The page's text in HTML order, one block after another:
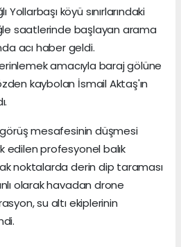
köyü sınırlarındaki
saatlerinde başlayan arama
acı haber geldi.
amacıyla baraj gölüne
kaybolan İsmail Aktaş'ın
görüş mesafesinin düşmesi
edilen profesyonel balık
noktalarda derin dip taraması
olarak havadan drone
su altı ekiplerinin